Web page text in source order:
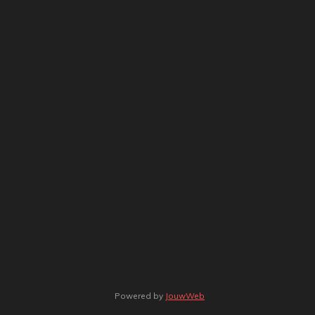
Powered by JouwWeb